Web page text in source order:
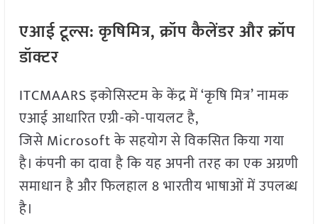
एआई टूल्स: कृषिमित्र, क्रॉप कैलेंडर और क्रॉप
डॉक्टर
ITCMAARS इकोसिस्टम के केंद्र में ‘कृषि मित्र’ नामक
एआई आधारित एग्री-को-पायलट है,
जिसे Microsoft के सहयोग से विकसित किया गया
है। कंपनी का दावा है कि यह अपनी तरह का एक अग्रणी
समाधान है और फिलहाल 8 भारतीय भाषाओं में उपलब्ध
है।